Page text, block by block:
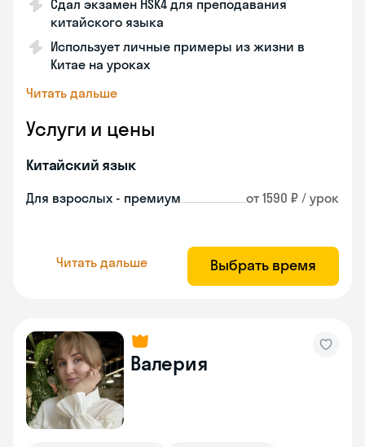
Сдал экзамен HSK4 для преподавания
китайского языка
Использует личные примеры из жизни в
Китае на уроках
Читать дальше
Услуги и цены
Китайский язык
Для взрослых - премиум от 1590 ₽ / урок
Читать дальше Выбрать время
Валерия